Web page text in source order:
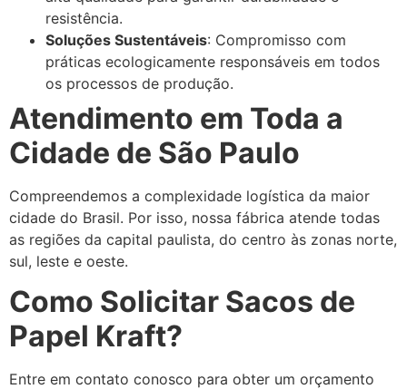
resistência.
Soluções Sustentáveis: Compromisso com
práticas ecologicamente responsáveis em todos
os processos de produção.
Atendimento em Toda a
Cidade de São Paulo
Compreendemos a complexidade logística da maior
cidade do Brasil. Por isso, nossa fábrica atende todas
as regiões da capital paulista, do centro às zonas norte,
sul, leste e oeste.
Como Solicitar Sacos de
Papel Kraft?
Entre em contato conosco para obter um orçamento